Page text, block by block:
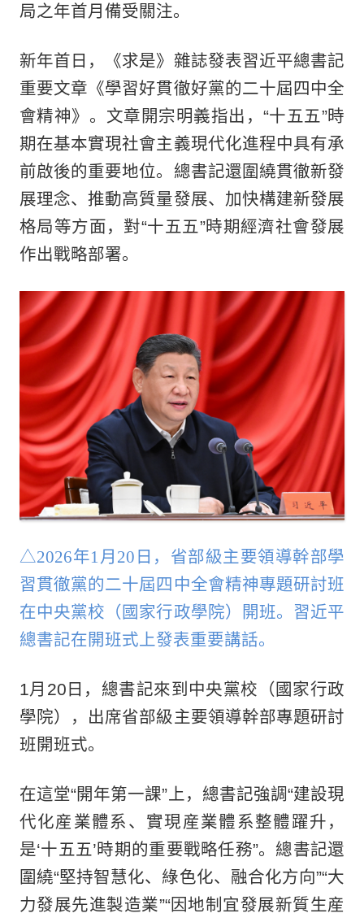
局之年首月備受關注。
新年首日，《求是》雜誌發表習近平總書記
重要文章《學習好貫徹好黨的二十屆四中全
會精神》。文章開宗明義指出，“十五五”時
期在基本實現社會主義現代化進程中具有承
前啟後的重要地位。總書記還圍繞貫徹新發
展理念、推動高質量發展、加快構建新發展
格局等方面，對“十五五”時期經濟社會發展
作出戰略部署。
△2026年1月20日，省部級主要領導幹部學
習貫徹黨的二十屆四中全會精神專題研討班
在中央黨校（國家行政學院）開班。習近平
總書記在開班式上發表重要講話。
1月20日，總書記來到中央黨校（國家行政
學院），出席省部級主要領導幹部專題研討
班開班式。
在這堂“開年第一課”上，總書記強調“建設現
代化産業體系、實現産業體系整體躍升，
是‘十五五’時期的重要戰略任務”。總書記還
圍繞“堅持智慧化、綠色化、融合化方向”“大
力發展先進製造業”“因地制宜發展新質生産